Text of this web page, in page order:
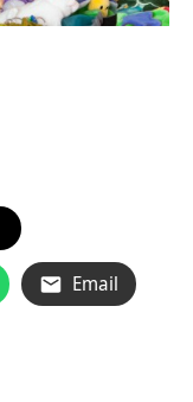
Email